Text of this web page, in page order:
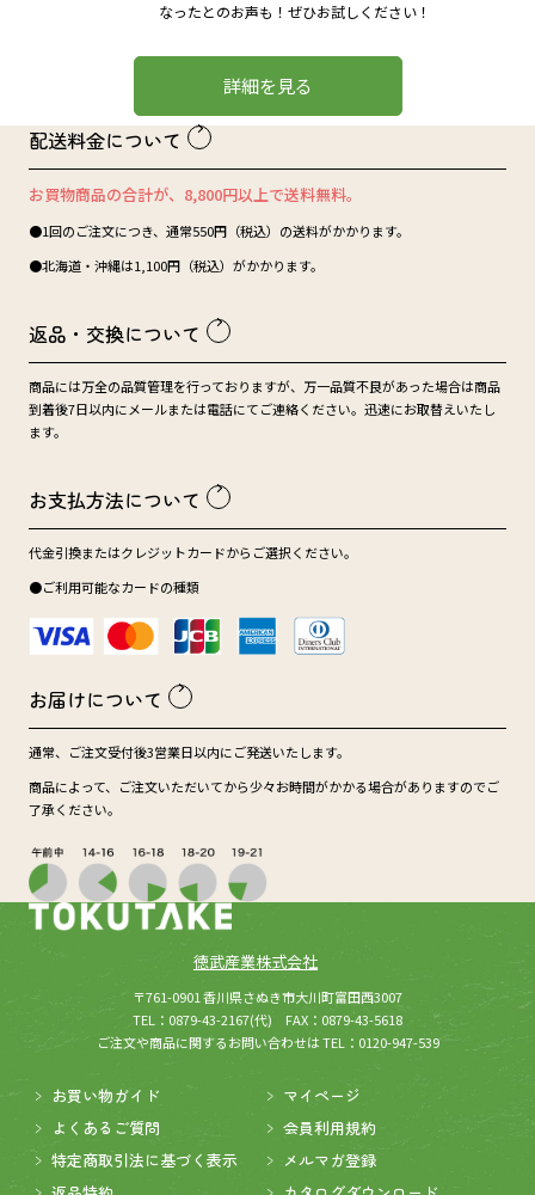
なったとのお声も！ぜひお試しください！
詳細を見る
配送料金について
お買物商品の合計が、8,800円以上で送料無料。
●1回のご注文につき、通常550円（税込）の送料がかかります。
●北海道・沖縄は1,100円（税込）がかかります。
返品・交換について
商品には万全の品質管理を行っておりますが、万一品質不良があった場合は商品
到着後7日以内にメールまたは電話にてご連絡ください。迅速にお取替えいたし
ます。
お支払方法について
代金引換またはクレジットカードからご選択ください。
●ご利用可能なカードの種類
お届けについて
通常、ご注文受付後3営業日以内にご発送いたします。
商品によって、ご注文いただいてから少々お時間がかかる場合がありますのでご
了承ください。
徳武産業株式会社
所在：
〒761-0901 香川県さぬき市大川町富田西3007
TEL：0879-43-2167(代) FAX：0879-43-5618
ご注文や商品に関するお問い合わせは TEL：0120-947-539
お買い物ガイド
よくあるご質問
特定商取引法に基づく表示
マイページ
会員利用規約
メルマガ登録